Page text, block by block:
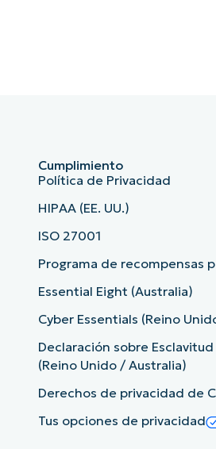
Cumplimiento
Política de Privacidad
HIPAA (EE. UU.)
ISO 27001
Programa de recompensas
Essential Eight (Australia)
Cyber Essentials (Reino
Declaración sobre
(Reino Unido / Australia)
Derechos de privacidad de
Tus opciones de privacidad